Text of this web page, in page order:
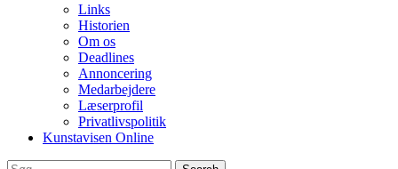
Links
Historien
Om os
Deadlines
Annoncering
Medarbejdere
Læserprofil
Privatlivspolitik
Kunstavisen Online